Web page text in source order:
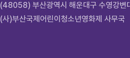
(48058) 부산광역시 해운대구 수영강변
(사)부산국제어린이청소년영화제 사무국